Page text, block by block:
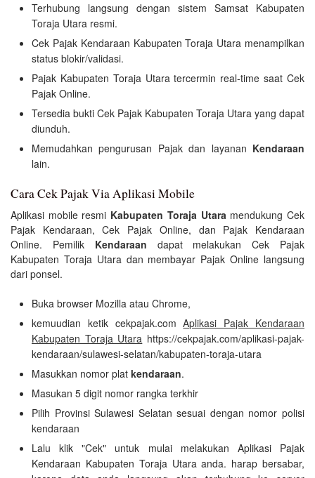
Terhubung langsung dengan sistem Samsat Kabupaten
Toraja Utara resmi.
Cek Pajak Kendaraan Kabupaten Toraja Utara menampilkan
status blokir/validasi.
Pajak Kabupaten Toraja Utara tercermin real-time saat Cek
Pajak Online.
Tersedia bukti Cek Pajak Kabupaten Toraja Utara yang dapat
diunduh.
Memudahkan pengurusan Pajak dan layanan Kendaraan
lain.
Cara Cek Pajak Via Aplikasi Mobile
Aplikasi mobile resmi Kabupaten Toraja Utara mendukung Cek
Pajak Kendaraan, Cek Pajak Online, dan Pajak Kendaraan
Online. Pemilik Kendaraan dapat melakukan Cek Pajak
Kabupaten Toraja Utara dan membayar Pajak Online langsung
dari ponsel.
Buka browser Mozilla atau Chrome,
kemuudian ketik cekpajak.comAplikasi Pajak Kendaraan
Kabupaten Toraja Utara https://cekpajak.com/aplikasi-pajak-
kendaraan/sulawesi-selatan/kabupaten-toraja-utara
Masukkan nomor plat kendaraan.
Masukan 5 digit nomor rangka terkhir
Pilih Provinsi Sulawesi Selatan sesuai dengan nomor polisi
kendaraan
Lalu klik "Cek" untuk mulai melakukan Aplikasi Pajak
Kendaraan Kabupaten Toraja Utara anda. harap bersabar,